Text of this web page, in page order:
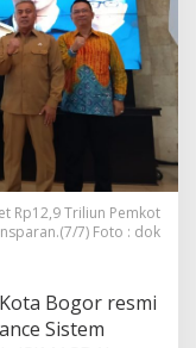
Rp12,9 Triliun Pemkot
7) Foto : dok
Bogor resmi
Sistem